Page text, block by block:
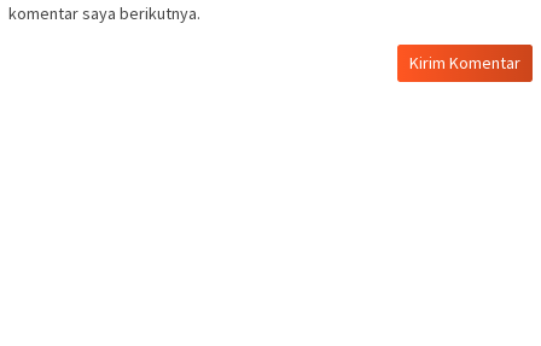
komentar saya berikutnya.